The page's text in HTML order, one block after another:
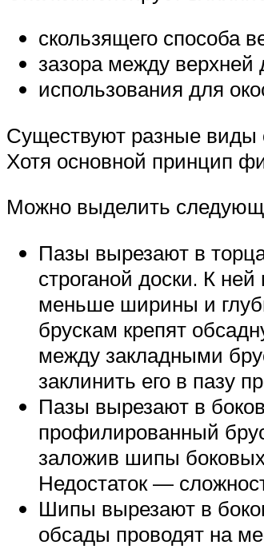
скользящего способа
зазора между
использования для
Существуют разные виды
Хотя основной принцип
Можно выделить
Пазы вырезают в
строганой доски. К
меньше ширины и
брускам крепят
между закладными
заклинить его в пазу
Пазы вырезают в
профилированный
заложив шипы
Недостаток —
Шипы вырезают в
обсады проводят на